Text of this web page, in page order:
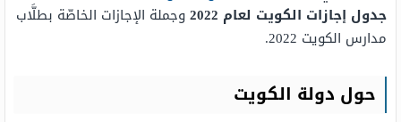
جدول إجازات الكويت لعام 2022
وجملة الإجازات الخاصّة بطلَّاب
مدارس الكويت 2022.
حول دولة الكويت